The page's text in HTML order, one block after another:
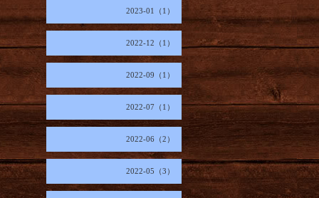
2023-01（1）
2022-12（1）
2022-09（1）
2022-07（1）
2022-06（2）
2022-05（3）